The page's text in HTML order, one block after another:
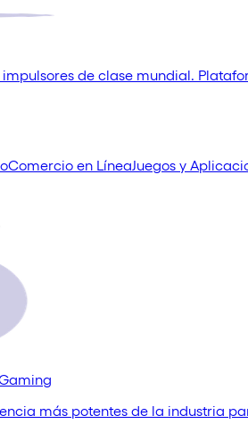
de clase mundial.
Comercio en LíneaJuegos y
más potentes de la industria